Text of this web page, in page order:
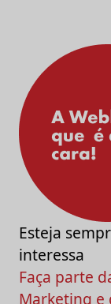
Esteja
interessa
Faça parte
Marketing e